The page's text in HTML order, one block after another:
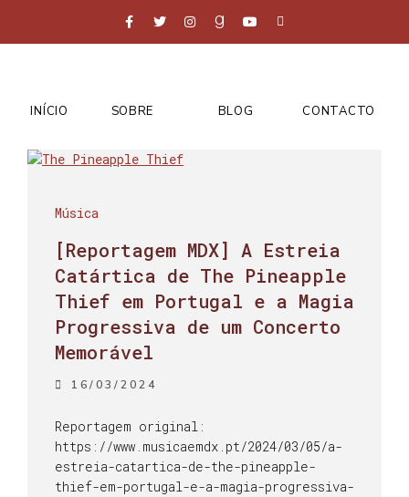
INÍCIO SOBRE BLOG CONTACTO
Música
[Reportagem MDX] A Estreia
Catártica de The Pineapple
Thief em Portugal e a Magia
Progressiva de um Concerto
Memorável
16/03/2024
Reportagem original:
https://www.musicaemdx.pt/2024/03/05/a-
estreia-catartica-de-the-pineapple-
thief-em-portugal-e-a-magia-progressiva-